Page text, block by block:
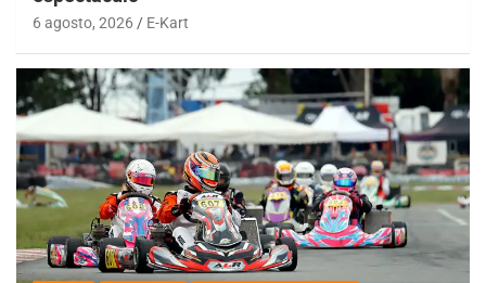
6 agosto, 2026 E-Kart